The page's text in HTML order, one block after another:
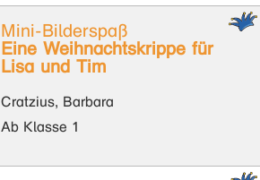
Mini-Bilderspaß
Eine Weihnachtskrippe für
Lisa und Tim
Cratzius, Barbara
Ab Klasse 1